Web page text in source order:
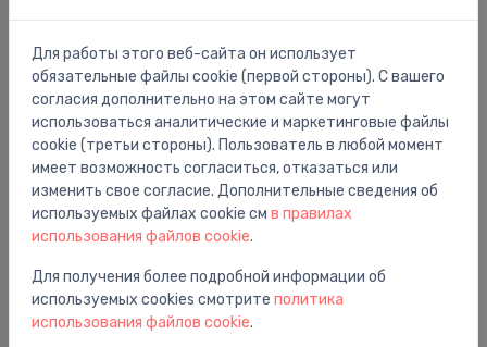
Для работы этого веб-сайта он использует
обязательные файлы cookie (первой стороны). С вашего
согласия дополнительно на этом сайте могут
использоваться аналитические и маркетинговые файлы
cookie (третьи стороны). Пользователь в любой момент
имеет возможность согласиться, отказаться или
изменить свое согласие. Дополнительные сведения об
используемых файлах cookie см в правилах
использования файлов cookie.
Для получения более подробной информации об
используемых cookies смотрите политика
использования файлов cookie.